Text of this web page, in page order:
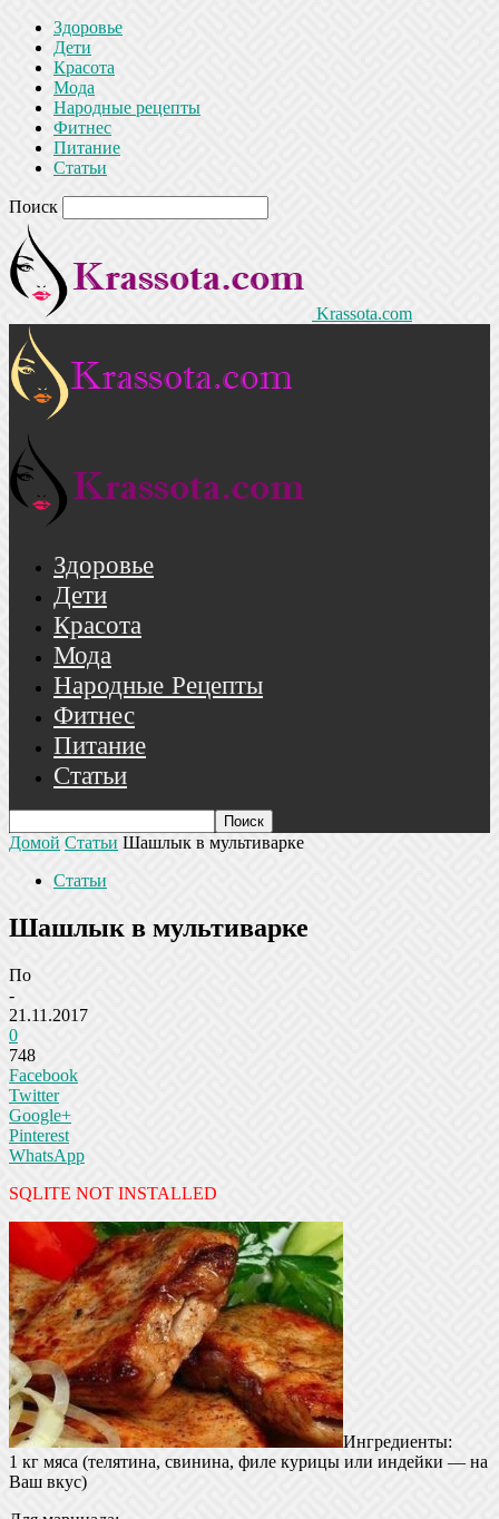
Здоровье
Дети
Красота
Мода
Народные рецепты
Фитнес
Питание
Статьи
Поиск
Krassota.com
Здоровье
Дети
Красота
Мода
Народные Рецепты
Фитнес
Питание
Статьи
Домой Статьи Шашлык в мультиварке
Статьи
Шашлык в мультиварке
По
-
21.11.2017
0
748
Facebook
Twitter
Google+
Pinterest
WhatsApp
SQLITE NOT INSTALLED
Ингредиенты:
1 кг мяса (телятина, свинина, филе курицы или индейки — на
Ваш вкус)